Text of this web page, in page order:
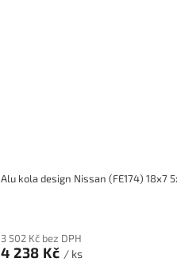
3 502 Kč bez DPH
4 238 Kč / ks